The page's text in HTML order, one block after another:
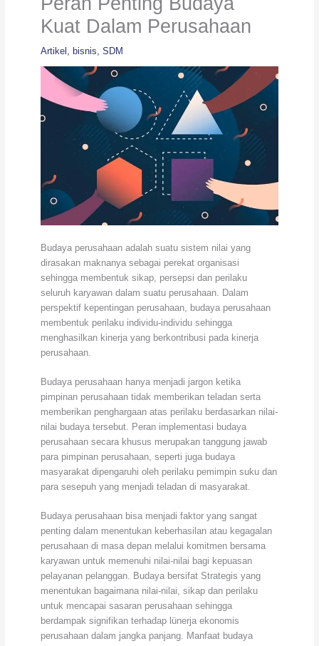
Kuat Dalam Perusahaan
Artikel bisnis SDM
Budaya perusahaan adalah suatu sistem nilai yang
dirasakan maknanya sebagai perekat organisasi
sehingga membentuk sikap, persepsi dan perilaku
seluruh karyawan dalam suatu perusahaan. Dalam
perspektif kepentingan perusahaan, budaya perusahaan
membentuk perilaku individu-individu sehingga
menghasilkan kinerja yang berkontribusi pada kinerja
perusahaan.
Budaya perusahaan hanya menjadi jargon ketika
pimpinan perusahaan tidak memberikan teladan serta
memberikan penghargaan atas perilaku berdasarkan nilai-
nilai budaya tersebut. Peran implementasi budaya
perusahaan secara khusus merupakan tanggung jawab
para pimpinan perusahaan, seperti juga budaya
masyarakat dipengaruhi oleh perilaku pemimpin suku dan
para sesepuh yang menjadi teladan di masyarakat.
Budaya perusahaan bisa menjadi faktor yang sangat
penting dalam menentukan keberhasilan atau kegagalan
perusahaan di masa depan melalui komitmen bersama
karyawan untuk memenuhi nilai-nilai bagi kepuasan
pelayanan pelanggan. Budaya bersifat Strategis yang
menentukan bagaimana nilai-nilai, sikap dan perilaku
untuk mencapai sasaran perusahaan sehingga
berdampak signifikan terhadap lünerja ekonomis
perusahaan dalam jangka panjang. Manfaat budaya